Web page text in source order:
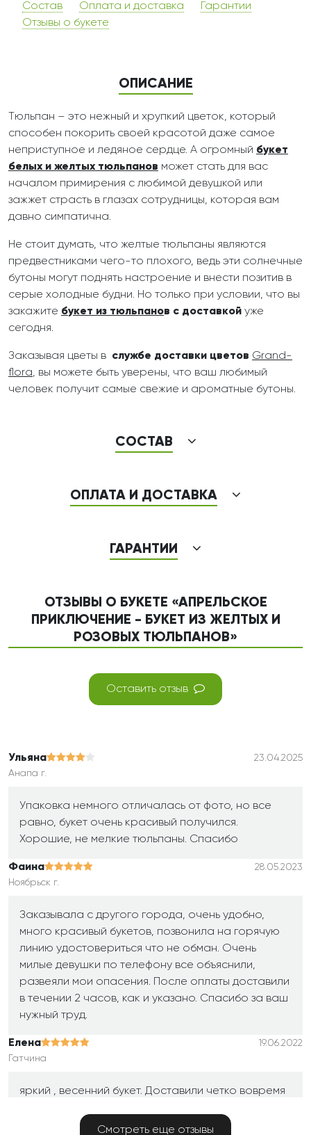
Состав Оплата и доставка
Гарантии
Отзывы о букете
ОПИСАНИЕ
Тюльпан – это нежный и хрупкий цветок, который
способен покорить своей красотой даже самое
неприступное и ледяное сердце. А огромный букет
белых и желтых тюльпанов может стать для вас
началом примирения с любимой девушкой или
зажжет страсть в глазах сотрудницы, которая вам
давно симпатична.
Не стоит думать, что желтые тюльпаны являются
предвестниками чего-то плохого, ведь эти солнечные
бутоны могут поднять настроение и внести позитив в
серые холодные будни. Но только при условии, что вы
закажите букет из тюльпанов с доставкой уже
сегодня.
Заказывая цветы в службе доставки цветов Grand-
flora, вы можете быть уверены, что ваш любимый
человек получит самые свежие и ароматные бутоны.
СОСТАВ
ОПЛАТА И ДОСТАВКА
ГАРАНТИИ
ОТЗЫВЫ О БУКЕТЕ «АПРЕЛЬСКОЕ
ПРИКЛЮЧЕНИЕ - БУКЕТ ИЗ ЖЕЛТЫХ И
РОЗОВЫХ ТЮЛЬПАНОВ»
Оставить отзыв
Ульяна
23.04.2025
Анапа г.
Упаковка немного отличалась от фото, но все
равно, букет очень красивый получился.
Хорошие, не мелкие тюльпаны. Спасибо
Фаина
28.05.2023
Ноябрьск г.
Заказывала с другого города, очень удобно,
много красивый букетов, позвонила на горячую
линию удостовериться что не обман. Очень
милые девушки по телефону все объяснили,
развеяли мои опасения. После оплаты доставили
в течении 2 часов, как и указано. Спасибо за ваш
нужный труд.
Елена
19.06.2022
Гатчина
яркий , весенний букет. Доставили четко вовремя
Смотреть еще отзывы